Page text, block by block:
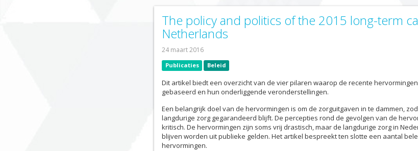
The policy and politics of the 2015 long-term
Netherlands
24 maart 2016
Publicaties Beleid
Dit artikel biedt een overzicht van de vier pilaren waarop de recente
gebaseerd en hun onderliggende veronderstellingen.
Een belangrijk doel van de hervormingen is om de zorguitgaven in te dammen,
langdurige zorg gegarandeerd blijft. De percepties rond de gevolgen van de
kritisch. De hervormingen zijn soms vrij drastisch, maar de langdurige zorg in
blijven worden uit publieke gelden. Het artikel bespreekt ten slotte een aantal
hervormingen.